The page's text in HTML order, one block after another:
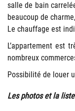
salle de bain
beaucoup de
Le chauffage est
L’appartement est
nombreux
Possibilité de louer
Les photos et la